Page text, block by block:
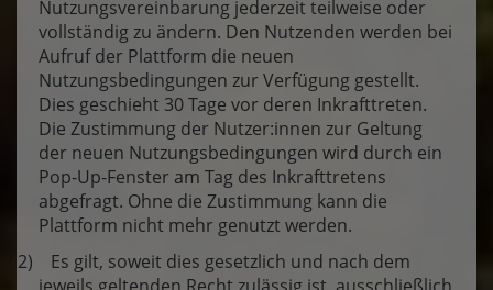
Nutzungsvereinbarung jederzeit teilweise oder
vollständig zu ändern. Den Nutzenden werden bei
Aufruf der Plattform die neuen
Nutzungsbedingungen zur Verfügung gestellt.
Dies geschieht 30 Tage vor deren Inkrafttreten.
Die Zustimmung der Nutzer:innen zur Geltung
der neuen Nutzungsbedingungen wird durch ein
Pop-Up-Fenster am Tag des Inkrafttretens
abgefragt. Ohne die Zustimmung kann die
Plattform nicht mehr genutzt werden.
(2) Es gilt, soweit dies gesetzlich und nach dem